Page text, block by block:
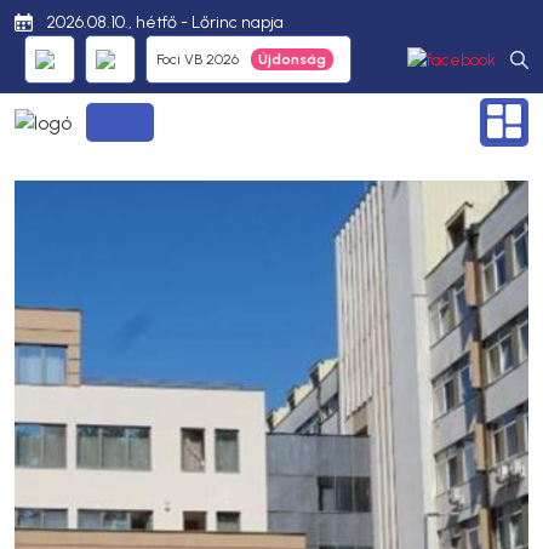
2026.08.10., hétfő - Lőrinc napja
Foci VB 2026